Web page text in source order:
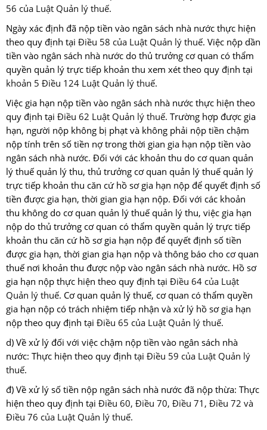
56 của Luật Quản lý thuế.
Ngày xác định đã nộp tiền vào ngân sách nhà nước thực hiện
theo quy định tại Điều 58 của Luật Quản lý thuế. Việc nộp dần
tiền vào ngân sách nhà nước do thủ trưởng cơ quan có thẩm
quyền quản lý trực tiếp khoản thu xem xét theo quy định tại
khoản 5 Điều 124 Luật Quản lý thuế.
Việc gia hạn nộp tiền vào ngân sách nhà nước thực hiện theo
quy định tại Điều 62 Luật Quản lý thuế. Trường hợp được gia
hạn, người nộp không bị phạt và không phải nộp tiền chậm
nộp tính trên số tiền nợ trong thời gian gia hạn nộp tiền vào
ngân sách nhà nước. Đối với các khoản thu do cơ quan quản
lý thuế quản lý thu, thủ trưởng cơ quan quản lý thuế quản lý
trực tiếp khoản thu căn cứ hồ sơ gia hạn nộp để quyết định số
tiền được gia hạn, thời gian gia hạn nộp. Đối với các khoản
thu không do cơ quan quản lý thuế quản lý thu, việc gia hạn
nộp do thủ trưởng cơ quan có thẩm quyền quản lý trực tiếp
khoản thu căn cứ hồ sơ gia hạn nộp để quyết định số tiền
được gia hạn, thời gian gia hạn nộp và thông báo cho cơ quan
thuế nơi khoản thu được nộp vào ngân sách nhà nước. Hồ sơ
gia hạn nộp thực hiện theo quy định tại Điều 64 của Luật
Quản lý thuế. Cơ quan quản lý thuế, cơ quan có thẩm quyền
gia hạn nộp có trách nhiệm tiếp nhận và xử lý hồ sơ gia hạn
nộp theo quy định tại Điều 65 của Luật Quản lý thuế.
d) Về xử lý đối với việc chậm nộp tiền vào ngân sách nhà
nước: Thực hiện theo quy định tại Điều 59 của Luật Quản lý
thuế.
đ) Về xử lý số tiền nộp ngân sách nhà nước đã nộp thừa: Thực
hiện theo quy định tại Điều 60, Điều 70, Điều 71, Điều 72 và
Điều 76 của Luật Quản lý thuế.